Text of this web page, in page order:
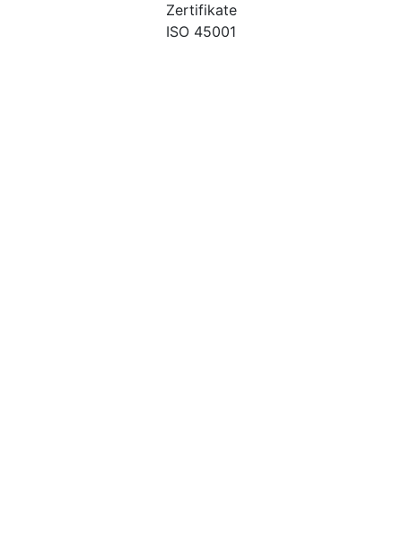
Zertifikate
ISO 45001